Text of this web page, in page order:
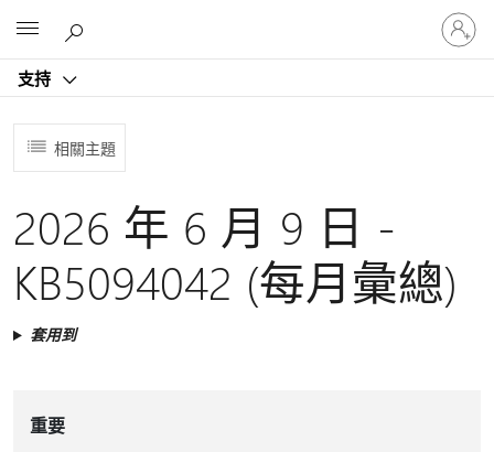
支持
登
入
您
相關主題
2026 年 6 月 9 日 -
KB5094042 (每月彙總)
套用到
重要